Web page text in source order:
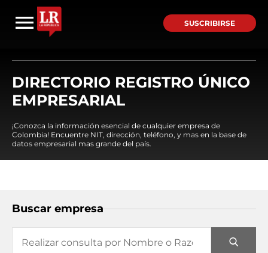
SUSCRIBIRSE
DIRECTORIO REGISTRO ÚNICO
EMPRESARIAL
¡Conozca la información esencial de cualquier empresa de
Colombia! Encuentre NIT, dirección, teléfono, y mas en la base de
datos empresarial mas grande del país.
Buscar empresa